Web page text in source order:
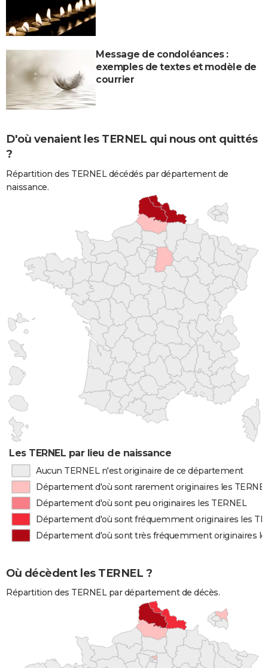
Message de condoléances :
exemples de textes et modèle de
courrier
D'où venaient les TERNEL qui nous ont quittés
?
Répartition des TERNEL décédés par département de
naissance.
Les TERNEL par lieu de naissance
Aucun TERNEL n'est originaire de ce département
Département d'où sont rarement originaires les
Département d'où sont peu originaires les TERNEL
Département d'où sont fréquemment originaires les
Département d'où sont très fréquemment originaires
Où décèdent les TERNEL ?
Répartition des TERNEL par département de décès.